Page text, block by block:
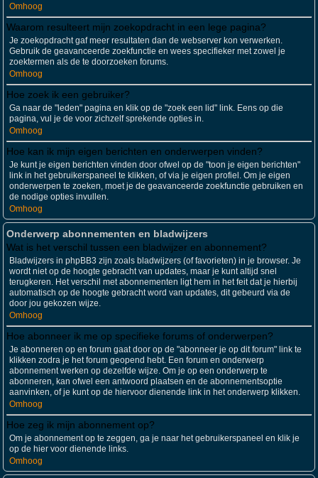
Omhoog
Waarom resulteert mijn zoekopdracht in een lege pagina?
Je zoekopdracht gaf meer resultaten dan de webserver kon verwerken.
Gebruik de geavanceerde zoekfunctie en wees specifieker met zowel je
zoektermen als de te doorzoeken forums.
Omhoog
Hoe zoek ik een gebruiker?
Ga naar de "leden" pagina en klik op de "zoek een lid" link. Eens op die
pagina, vul je de voor zichzelf sprekende opties in.
Omhoog
Hoe kan ik mijn eigen berichten en onderwerpen vinden?
Je kunt je eigen berichten vinden door ofwel op de "toon je eigen berichten"
link in het gebruikerspaneel te klikken, of via je eigen profiel. Om je eigen
onderwerpen te zoeken, moet je de geavanceerde zoekfunctie gebruiken en
de nodige opties invullen.
Omhoog
Onderwerp abonnementen en bladwijzers
Wat is het verschil tussen een bladwijzer en abonnement?
Bladwijzers in phpBB3 zijn zoals bladwijzers (of favorieten) in je browser. Je
wordt niet op de hoogte gebracht van updates, maar je kunt altijd snel
terugkeren. Het verschil met abonnementen ligt hem in het feit dat je hierbij
automatisch op de hoogte gebracht word van updates, dit gebeurd via de
door jou gekozen wijze.
Omhoog
Hoe abonneer ik me op specifieke forums of onderwerpen?
Je abonneren op en forum gaat door op de "abonneer je op dit forum" link te
klikken zodra je het forum geopend hebt. Een forum en onderwerp
abonnement werken op dezelfde wijze. Om je op een onderwerp te
abonneren, kan ofwel een antwoord plaatsen en de abonnementsoptie
aanvinken, of je kunt op de hiervoor dienende link in het onderwerp klikken.
Omhoog
Hoe zeg ik mijn abonnement op?
Om je abonnement op te zeggen, ga je naar het gebruikerspaneel en klik je
op de hier voor dienende links.
Omhoog